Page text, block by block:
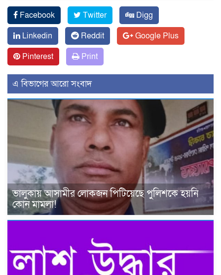
Facebook Twitter
Digg
Linkedin
Reddit
Google Plus
Pinterest
Print
এ বিভাগের আরো সংবাদ
ভালুকায় আসামীর লোকজন পিটিয়েছে পুলিশকে হয়নি
কোন মামলা!